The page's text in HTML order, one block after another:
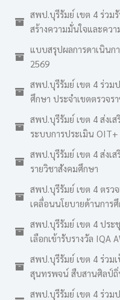
สพป.บุรีรัมย์ เขต 4 ร่วม
สร้างความมั่นใจและคว
แบบสรุปผลการดาเนินก
2569
สพป.บุรีรัมย์ เขต 4 ร่วม
ศึกษา ประจำเขตตรวจร
สพป.บุรีรัมย์ เขต 4 ส่งเ
ระบบการประเมิน
สพป.บุรีรัมย์ เขต 4 ส่งเส
รายวิชาสังคมศึกษา
สพป.บุรีรัมย์ เขต 4 ตรว
เคลื่อนนโยบายด้านการ
สพป.บุรีรัมย์ เขต 4 ประ
เลือกเข้ารับรางวัล IQA
สพป.บุรีรัมย์ เขต 4 ร่วม
สุนทรพจน์ สืบสานศิลป์ถิ่
สพป.บุรีรัมย์ เขต 4 ร่วม